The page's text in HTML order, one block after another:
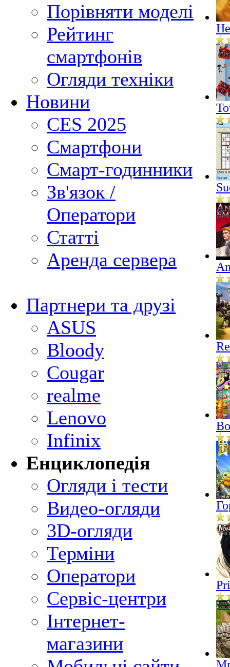
Порівняти моделі
Рейтинг
смартфонів
Огляди техніки
Новини
CES 2025
Смартфони
Смарт-годинники
Зв'язок /
Оператори
Статті
Аренда сервера
Партнери та друзі
ASUS
Bloody
Cougar
realme
Lenovo
Infinix
Енциклопедія
Огляди і тести
Видео-огляди
3D-огляди
Терміни
Оператори
Сервіс-центри
Інтернет-
магазини